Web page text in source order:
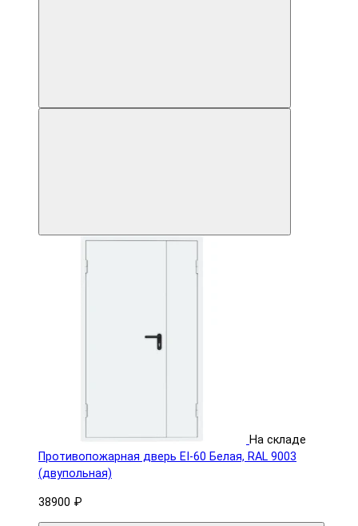
На складе
Противопожарная дверь EI-60 Белая, RAL 9003
(двупольная)
38900 ₽